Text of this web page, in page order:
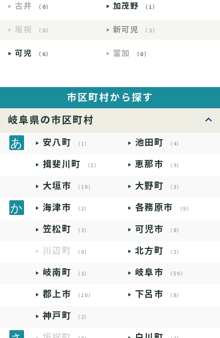
古井 （0） 加茂野 （1）
坂祝 （0） 新可児 （3）
可児 （6） 富加 （0）
市区町村から探す
岐阜県の市区町村
安八町 （1） 池田町 （4）
揖斐川町 （2） 恵那市 （9）
大垣市 （19） 大野町 （3）
海津市 （2） 各務原市 （9）
笠松町 （3） 可児市 （8）
川辺町 （0） 北方町 （2）
岐南町 （3） 岐阜市 （59）
郡上市 （10） 下呂市 （8）
神戸町 （2）